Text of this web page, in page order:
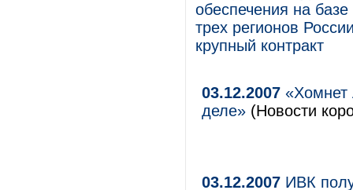
обеспечения на
трех регионов
крупный контракт
03.12.2007 «Хомнет
деле» (Новости
03.12.2007 ИВК